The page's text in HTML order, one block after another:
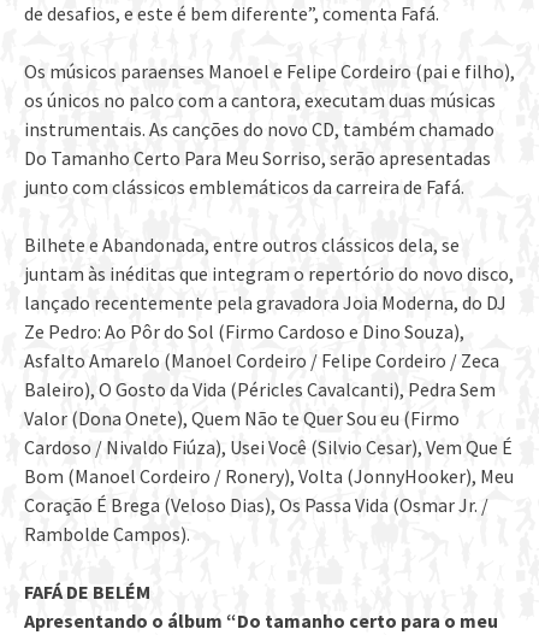
de desafios, e este é bem diferente”, comenta Fafá.
Os músicos paraenses Manoel e Felipe Cordeiro (pai e filho),
os únicos no palco com a cantora, executam duas músicas
instrumentais. As canções do novo CD, também chamado
Do Tamanho Certo Para Meu Sorriso, serão apresentadas
junto com clássicos emblemáticos da carreira de Fafá.
Bilhete e Abandonada, entre outros clássicos dela, se
juntam às inéditas que integram o repertório do novo disco,
lançado recentemente pela gravadora Joia Moderna, do DJ
Ze Pedro: Ao Pôr do Sol (Firmo Cardoso e Dino Souza),
Asfalto Amarelo (Manoel Cordeiro / Felipe Cordeiro / Zeca
Baleiro), O Gosto da Vida (Péricles Cavalcanti), Pedra Sem
Valor (Dona Onete), Quem Não te Quer Sou eu (Firmo
Cardoso / Nivaldo Fiúza), Usei Você (Silvio Cesar), Vem Que É
Bom (Manoel Cordeiro / Ronery), Volta (JonnyHooker), Meu
Coração É Brega (Veloso Dias), Os Passa Vida (Osmar Jr. /
Rambolde Campos).
FAFÁ DE BELÉM
Apresentando o álbum “Do tamanho certo para o meu